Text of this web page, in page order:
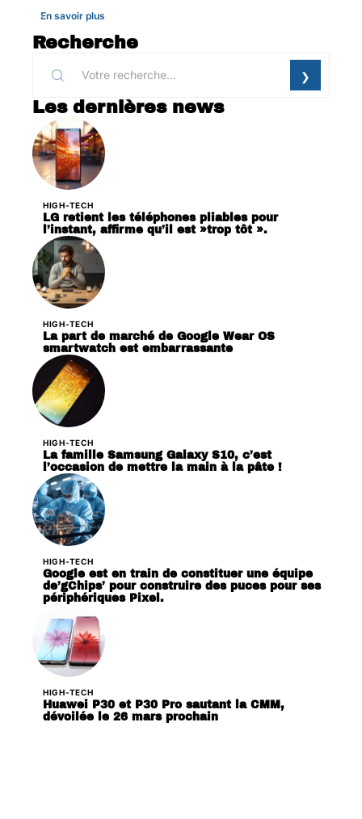
En savoir plus
Recherche
Les dernières news
HIGH-TECH
LG retient les téléphones pliables pour
l’instant, affirme qu’il est »trop tôt ».
HIGH-TECH
La part de marché de Google Wear OS
smartwatch est embarrassante
HIGH-TECH
La famille Samsung Galaxy S10, c’est
l’occasion de mettre la main à la pâte !
HIGH-TECH
Google est en train de constituer une équipe
de’gChips’ pour construire des puces pour ses
périphériques Pixel.
HIGH-TECH
Huawei P30 et P30 Pro sautant la CMM,
dévoilée le 26 mars prochain